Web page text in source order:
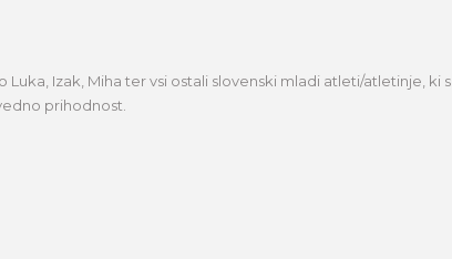
Izak, Miha ter vsi ostali slovenski mladi atleti/atletinje, ki s
prihodnost.